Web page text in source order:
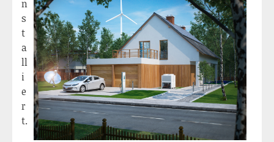
n
s
t
a
ll
i
e
r
t.